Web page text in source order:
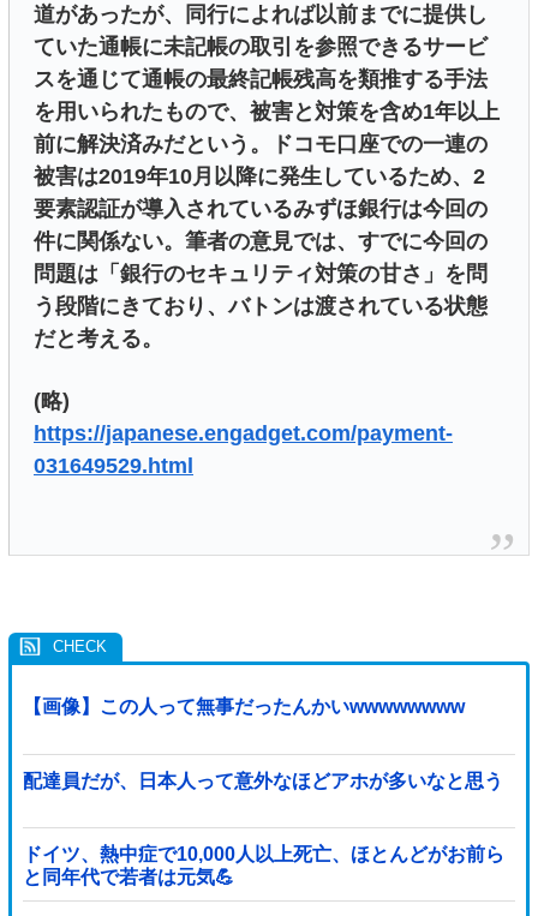
道があったが、同行によれば以前までに提供し
ていた通帳に未記帳の取引を参照できるサービ
スを通じて通帳の最終記帳残高を類推する手法
を用いられたもので、被害と対策を含め1年以上
前に解決済みだという。ドコモ口座での一連の
被害は2019年10月以降に発生しているため、2
要素認証が導入されているみずほ銀行は今回の
件に関係ない。筆者の意見では、すでに今回の
問題は「銀行のセキュリティ対策の甘さ」を問
う段階にきており、バトンは渡されている状態
だと考える。
(略)
https://japanese.engadget.com/payment-
031649529.html
【画像】この人って無事だったんかいwwwwwwww
配達員だが、日本人って意外なほどアホが多いなと思う
ドイツ、熱中症で10,000人以上死亡、ほとんどがお前ら
と同年代で若者は元気💪